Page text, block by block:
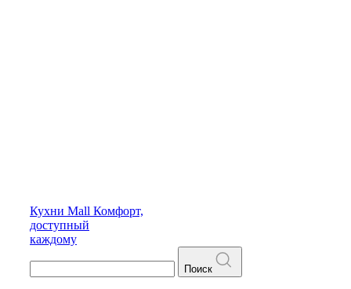
Кухни Mall Комфорт,
доступный
каждому
Поиск